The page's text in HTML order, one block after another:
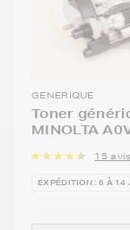
GENERIQUE
Toner
MINOLTA
15 avis
EXPÉDITION : 6 À 14